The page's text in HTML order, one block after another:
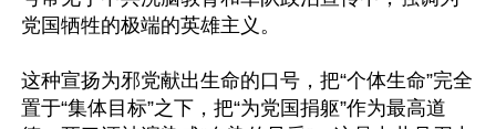
党国牺牲的极端的英雄主义。
这种宣扬为邪党献出生命的口号，把“个体生命”完全
置于“集体目标”之下，把“为党国捐躯”作为最高道